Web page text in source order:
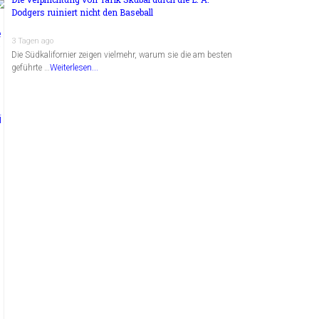
Dodgers ruiniert nicht den Baseball
3 Tagen ago
Die Südkalifornier zeigen vielmehr, warum sie die am besten
geführte …Weiterlesen...